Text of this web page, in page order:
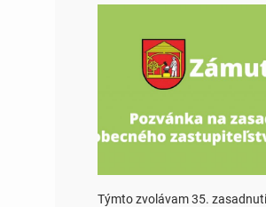
Týmto zvolávam 35.